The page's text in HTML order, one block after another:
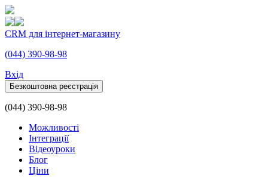
CRM для інтернет-магазину
(044) 390-98-98
Вхiд
Безкоштовна реєстрація
(044) 390-98-98
Можливості
Інтеграції
Відеоуроки
Блог
Ціни